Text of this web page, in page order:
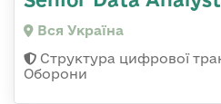
Вся Україна
Структура цифрової
Оборони